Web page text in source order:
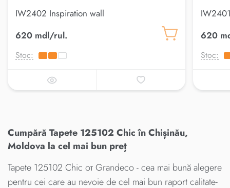
IW2402 Inspiration wall
620 mdl/rul.
Stoc:
620
Stoc:
Cumpără Tapete 125102 Chic în Chișinău,
Moldova la cel mai bun preț
Tapete 125102 Chic от Grandeco - cea mai bună alegere
pentru cei care au nevoie de cel mai bun raport calitate-